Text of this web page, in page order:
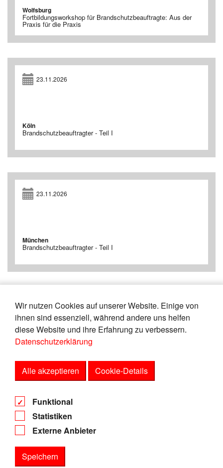
Wir nutzen Cookies auf unserer Website. Einige von
ihnen sind essenziell, während andere uns helfen
diese Website und ihre Erfahrung zu verbessern.
Datenschutzerklärung
Alle akzeptieren Cookie-Details
Funktional
Statistiken
Externe Anbieter
Speichern
Wolfsburg
Fortbildungsworkshop für Brandschutzbeauftragte: Aus der
Praxis für die Praxis
23.11.2026
Köln
Brandschutzbeauftragter - Teil I
23.11.2026
München
Brandschutzbeauftragter - Teil I
« 18 19 20 21 22 23 24
25
26
27 »
Impressum